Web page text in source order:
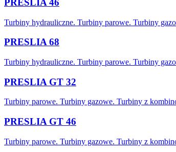
PRESLIA 46
Turbiny hydrauliczne. Turbiny parowe. Turbiny
PRESLIA 68
Turbiny hydrauliczne. Turbiny parowe. Turbiny
PRESLIA GT 32
Turbiny parowe. Turbiny gazowe. Turbiny z
PRESLIA GT 46
Turbiny parowe. Turbiny gazowe. Turbiny z